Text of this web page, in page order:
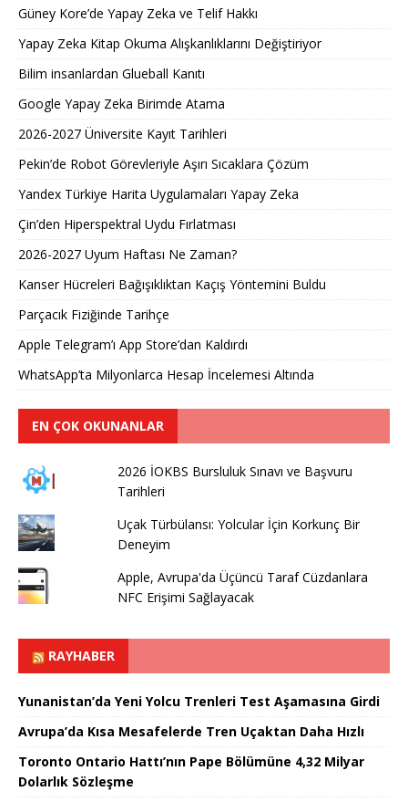
Güney Kore’de Yapay Zeka ve Telif Hakkı
Yapay Zeka Kitap Okuma Alışkanlıklarını Değiştiriyor
Bilim insanlardan Glueball Kanıtı
Google Yapay Zeka Birimde Atama
2026-2027 Üniversite Kayıt Tarihleri ​​
Pekin’de Robot Görevleriyle Aşırı Sıcaklara Çözüm
Yandex Türkiye Harita Uygulamaları Yapay Zeka
Çin’den Hiperspektral Uydu Fırlatması
2026-2027 Uyum Haftası Ne Zaman?
Kanser Hücreleri Bağışıklıktan Kaçış Yöntemini Buldu
Parçacık Fiziğinde Tarihçe
Apple Telegram’ı App Store’dan Kaldırdı
WhatsApp’ta Milyonlarca Hesap İncelemesi Altında
EN ÇOK OKUNANLAR
2026 İOKBS Bursluluk Sınavı ve Başvuru
Tarihleri
Uçak Türbülansı: Yolcular İçin Korkunç Bir
Deneyim
Apple, Avrupa'da Üçüncü Taraf Cüzdanlara
NFC Erişimi Sağlayacak
RAYHABER
Yunanistan’da Yeni Yolcu Trenleri Test Aşamasına Girdi
Avrupa’da Kısa Mesafelerde Tren Uçaktan Daha Hızlı
Toronto Ontario Hattı’nın Pape Bölümüne 4,32 Milyar
Dolarlık Sözleşme